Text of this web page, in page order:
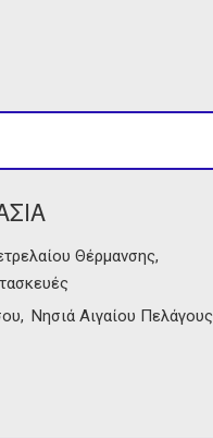
Θέρμανσης
Νησιά Αιγαίου Πελάγους